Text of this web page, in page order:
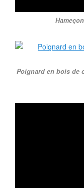
Poignard en bois de